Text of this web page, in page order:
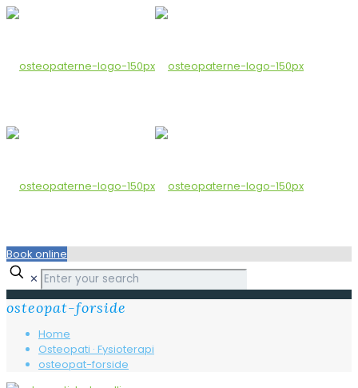
Book online
✕
osteopat-forside
Home
Osteopati · Fysioterapi
osteopat-forside